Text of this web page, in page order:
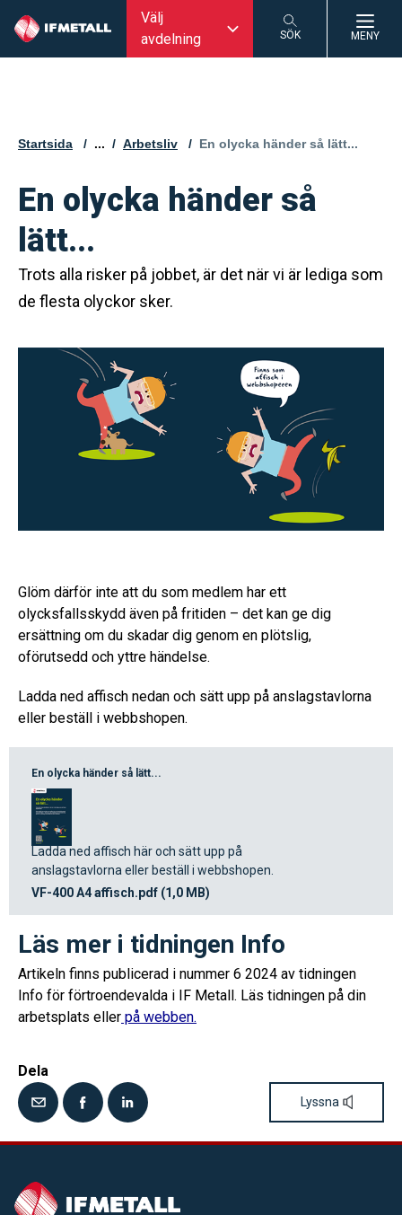
Välj
avdelning
SÖK MENY
Startsida ... Arbetsliv Aktuell sida:
En olycka händer så lätt...
En olycka händer så
lätt...
Trots alla risker på jobbet, är det när vi är lediga som
de flesta olyckor sker.
Glöm därför inte att du som medlem har ett
olycksfallsskydd även på fritiden – det kan ge dig
ersättning om du skadar dig genom en plötslig,
oförutsedd och yttre händelse.
Ladda ned affisch nedan och sätt upp på anslagstavlorna
eller beställ i webbshopen.
En olycka händer så lätt...
Ladda ned affisch här och sätt upp på
anslagstavlorna eller beställ i webbshopen.
VF-400 A4 affisch.pdf (1,0 MB)
Läs mer i tidningen Info
Artikeln finns publicerad i nummer 6 2024 av tidningen
Info för förtroendevalda i IF Metall. Läs tidningen på din
arbetsplats eller på webben.
Dela
Lyssna